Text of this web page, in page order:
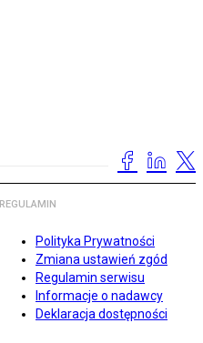
REGULAMIN
Polityka Prywatności
Zmiana ustawień zgód
Regulamin serwisu
Informacje o nadawcy
Deklaracja dostępności